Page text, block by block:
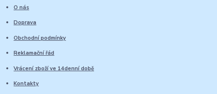
O nás
Doprava
Obchodní podmínky
Reklamační řád
Vrácení zboží ve 14denní době
Kontakty